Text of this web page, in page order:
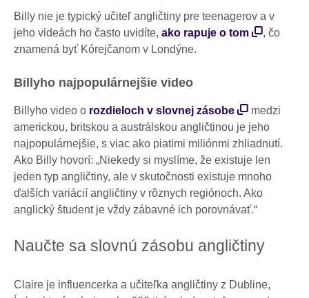
Billy nie je typický učiteľ angličtiny pre teenagerov a v
jeho videách ho často uvidíte, ako rapuje o tom
, čo
znamená byť Kórejčanom v Londýne.
Billyho najpopulárnejšie video
Billyho video o rozdieloch v slovnej zásobe
medzi
americkou, britskou a austrálskou angličtinou je jeho
najpopulárnejšie, s viac ako piatimi miliónmi zhliadnutí.
Ako Billy hovorí: „Niekedy si myslíme, že existuje len
jeden typ angličtiny, ale v skutočnosti existuje mnoho
ďalších variácií angličtiny v rôznych regiónoch. Ako
anglický študent je vždy zábavné ich porovnávať.“
Naučte sa slovnú zásobu angličtiny
Claire je influencerka a učiteľka angličtiny z Dubline,